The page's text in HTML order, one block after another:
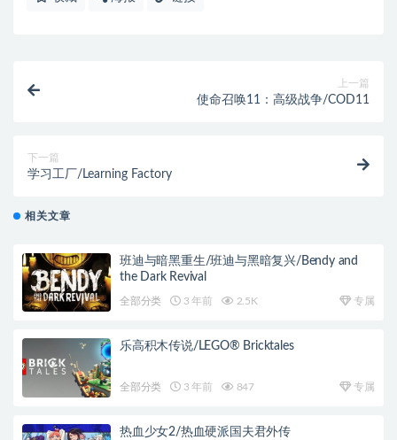
上一篇
使命召唤11：高级战争/COD11
下一篇
学习工厂/Learning Factory
相关文章
班迪与暗黑重生/班迪与黑暗复兴/Bendy and
the Dark Revival
全部分类 3 年前 2.5K 专属
乐高积木传说/LEGO® Bricktales
全部分类 3 年前 847 专属
热血少女2/热血硬派国夫君外传